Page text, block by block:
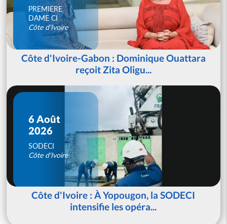
PREMIERE
DAME CI
Côte d'Ivoire
Côte d'Ivoire-Gabon : Dominique Ouattara
reçoit Zita Oligu...
6 Août
2026
SODECI
Côte d'Ivoire
Côte d'Ivoire : À Yopougon, la SODECI
intensifie les opéra...